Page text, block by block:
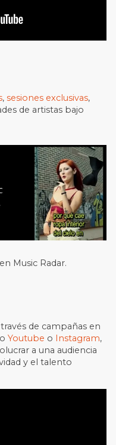
,sesiones exclusivas,
de artistas bajo
Music Radar.
de campañas en
Youtube o Instagram,
a una audiencia
y el talento